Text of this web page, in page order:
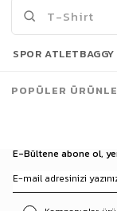
Son Bakılanlar
E-Bültene abone ol,
SPOR ATLET
POPÜLER